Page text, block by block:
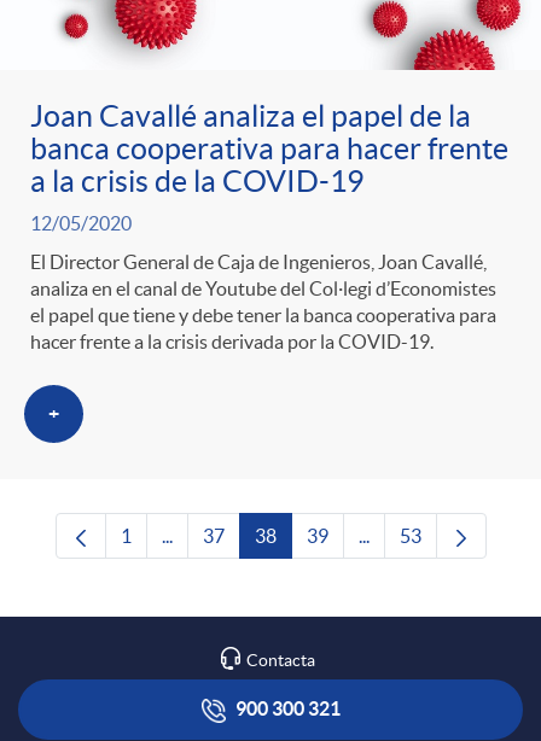
Joan Cavallé analiza el papel de la
banca cooperativa para hacer frente
a la crisis de la COVID-19
12/05/2020
El Director General de Caja de Ingenieros, Joan Cavallé,
analiza en el canal de Youtube del Col·legi d’Economistes
el papel que tiene y debe tener la banca cooperativa para
hacer frente a la crisis derivada por la COVID-19.
+
Página
1 ...Páginas intermedias Use TAB para
Página
37 Página
38 Página
39 ...Páginas intermedias
Página
53
Contacta
900 300 321